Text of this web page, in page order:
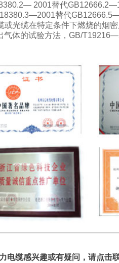
2001替代
替代
光缆在特定条件下燃烧的烟
气体的试验方法，GB/
电缆感兴趣或有疑问，请点击